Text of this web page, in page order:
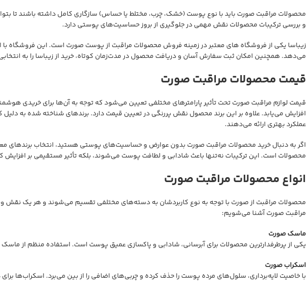
محصولات مراقبت صورت باید با نوع پوست (خشک، چرب، مختلط یا حساس) سازگاری کامل داشته باشند تا
و بررسی ترکیبات محصولات نقش مهمی در جلوگیری از بروز حساسیت‌های پوستی دارد.
زیباسا یکی از فروشگاه های معتبر در زمینه فروش محصولات مراقبت از پوست صورت است. این فروشگاه با
می‌دهد. همچنین امکان ثبت سفارش آسان و دریافت محصول در مدت‌زمان کوتاه، خرید از زیباسا را به
قیمت محصولات مراقبت صورت
قیمت لوازم مراقبت صورت تحت تأثیر پارامترهای مختلفی تعیین می‌شود که توجه به آن‌ها برای خریدی
افزایش می‌یابد. علاوه بر این برند محصول نقش پررنگی در تعیین قیمت دارد. برندهای شناخته شده به دلیل
عملکرد بهتری ارائه می‌دهند.
اگر به دنبال خرید محصولات مراقبت صورت بدون عوارض و حساسیت‌های پوستی هستید، انتخاب برندهای
محصولات است. این ترکیبات نه‌تنها باعث شادابی و لطافت پوست می‌شوند، بلکه تأثیر مستقیمی بر
انواع محصولات مراقبت صورت
محصولات مراقبت از صورت با توجه به نوع کاربردشان به دسته‌های مختلفی تقسیم می‌شوند و هر یک نقش
مراقبت صورت آشنا می‌شویم:
ماسک صورت
یکی از پرطرفدارترین محصولات برای آبرسانی، شادابی و پاکسازی عمیق پوست است. استفاده منظم
اسکراب صورت
با خاصیت لایه‌برداری، سلول‌های مرده پوست را حذف کرده و چربی‌های اضافی را از بین می‌برد. اسکراب‌ها